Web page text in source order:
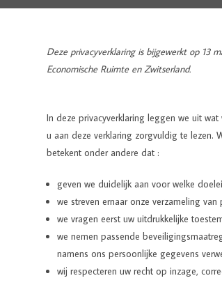
Deze privacyverklaring is bijgewerkt op 13
Economische Ruimte en Zwitserland.
In deze privacyverklaring leggen we uit
u aan deze verklaring zorgvuldig te lezen.
betekent onder andere dat :
geven we duidelijk aan voor welke
we streven ernaar onze verzameling
we vragen eerst uw uitdrukkelijke
we nemen passende
namens ons persoonlijke gegevens
wij respecteren uw recht op inzage,